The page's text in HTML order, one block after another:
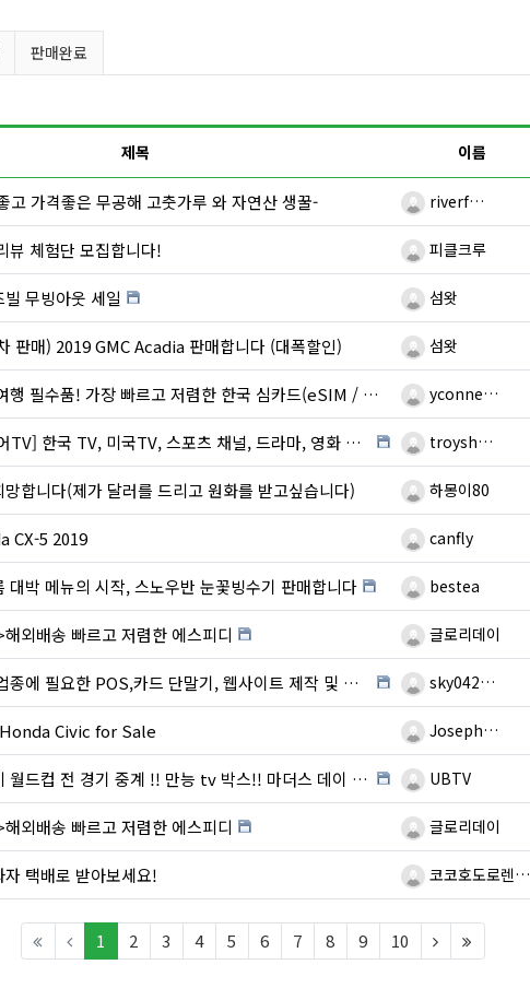
판매완료
제목 이름
고 가격좋은 무공해 고춧가루 와 자연산 생꿀- 등록자riverf…
뷰 체험단 모집합니다! 등록자피클크루
빌 무빙아웃 세일 등록자섬왓
판매) 2019 GMC Acadia 판매합니다 (대폭할인) 등록자섬왓
행 필수품! 가장 빠르고 저렴한 한국 심카드(eSIM / USIM) 등록자yconne…
한국 TV, 미국TV, 스포츠 채널, 드라마, 영화 시청 (월드컵 전 경기 시청) 박스 판매 … 등록자troysh…
망합니다(제가 달러를 드리고 원화를 받고싶습니다) 등록자하몽이80
CX-5 2019 등록자canfly
대박 메뉴의 시작, 스노우반 눈꽃빙수기 판매합니다 등록자bestea
해외배송 빠르고 저렴한 에스피디 등록자글로리데이
필요한 POS,카드 단말기, 웹사이트 제작 및 온라인 광고를 한번에~~!!!! 등록자sky042…
Civic for Sale 등록자Joseph…
드컵 전 경기 중계 !! 만능 tv 박스!! 마더스 데이 효도 선물!! 등록자UBTV
해외배송 빠르고 저렴한 에스피디 등록자글로리데이
자 택배로 받아보세요! 등록자코코호도로렌…
1 (current)
2 3 4 5 6 7 8 9 10 (next)